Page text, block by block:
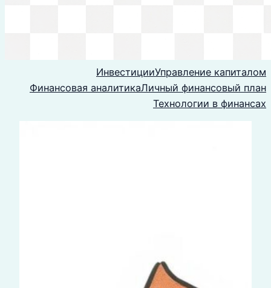
ИнвестицииУправление капиталом
Финансовая аналитикаЛичный финансовый план
Технологии в финансах